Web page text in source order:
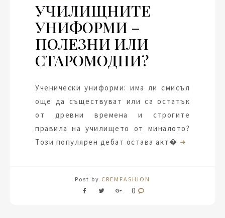
УЧИЛИЩНИТЕ
УНИФОРМИ –
ПОЛЕЗНИ ИЛИ
СТАРОМОДНИ?
Ученически униформи: има ли смисъл
още да съществуват или са остатък
от древни времена и строгите
правила на училището от миналото?
Този популярен дебат остава акт�
Post by CREMFASHION
0